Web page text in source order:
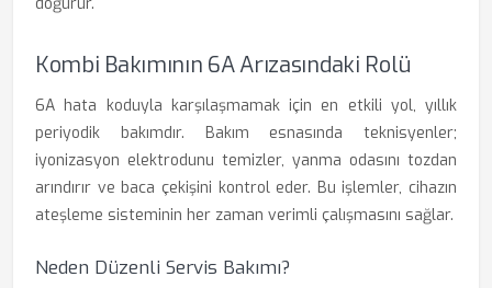
Kombi Bakımının 6A Arızasındaki Rolü
6A hata koduyla karşılaşmamak için en etkili yol, yıllık
periyodik bakımdır. Bakım esnasında teknisyenler;
iyonizasyon elektrodunu temizler, yanma odasını tozdan
arındırır ve baca çekişini kontrol eder. Bu işlemler, cihazın
ateşleme sisteminin her zaman verimli çalışmasını sağlar.
Neden Düzenli Servis Bakımı?